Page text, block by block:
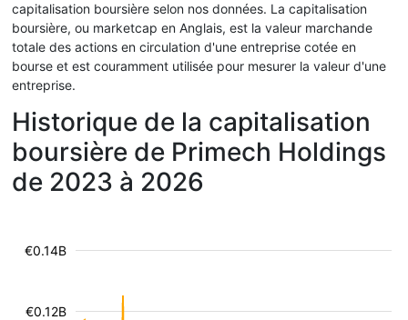
capitalisation boursière selon nos données. La capitalisation
boursière, ou marketcap en Anglais, est la valeur marchande
totale des actions en circulation d'une entreprise cotée en
bourse et est couramment utilisée pour mesurer la valeur d'une
entreprise.
Historique de la capitalisation
boursière de Primech Holdings
de 2023 à 2026
€0.12B
€0.14B